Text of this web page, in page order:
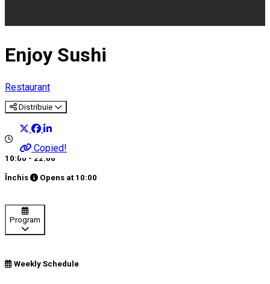
Enjoy Sushi
Restaurant
Distribuie
Copied!
10:00 - 22:00
Închis Opens at 10:00
Program
Weekly Schedule